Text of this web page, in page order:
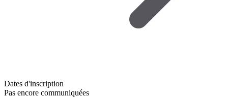
Dates d'inscription
Pas encore communiquées